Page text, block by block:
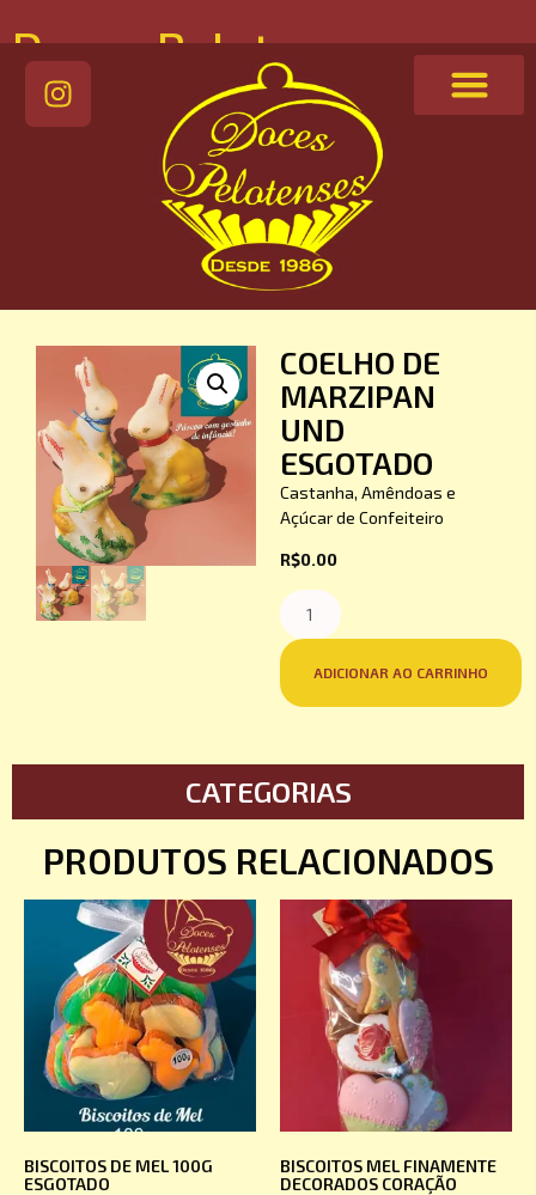
Doces Pelotenses
COELHO DE
MARZIPAN
UND
ESGOTADO
Castanha, Amêndoas e
Açúcar de Confeiteiro
R$0.00
ADICIONAR AO CARRINHO
CATEGORIAS
PRODUTOS RELACIONADOS
BISCOITOS DE MEL 100G
ESGOTADO
BISCOITOS MEL FINAMENTE
DECORADOS CORAÇÃO